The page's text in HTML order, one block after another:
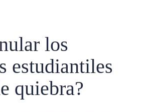
los
estudiantiles
quiebra?